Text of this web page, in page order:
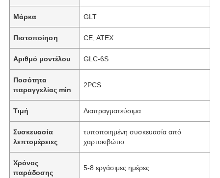
Μάρκα GLT
Πιστοποίηση CE, ATEX
Αριθμό μοντέλου GLC-6S
Ποσότητα
παραγγελίας min
2PCS
Τιμή Διαπραγματεύσιμα
Συσκευασία
λεπτομέρειες
τυποποιημένη συσκευασία από
χαρτοκιβώτιο
Χρόνος
παράδοσης
5-8 εργάσιμες ημέρες